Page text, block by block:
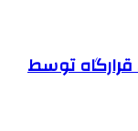
از انجام ۵۴۰ عملیات تا تشکیل ۵ قرارگاه توسط